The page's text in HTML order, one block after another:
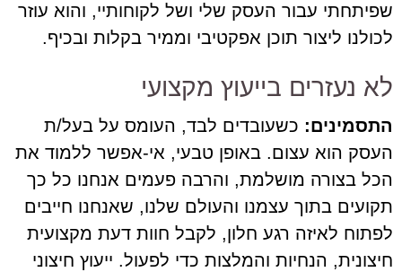
שפיתחתי עבור העסק שלי ושל לקוחותיי, והוא עוזר
לכולנו ליצור תוכן אפקטיבי וממיר בקלות ובכיף.
לא נעזרים בייעוץ מקצועי
התסמינים: כשעובדים לבד, העומס על בעל/ת
העסק הוא עצום. באופן טבעי, אי-אפשר ללמוד את
הכל בצורה מושלמת, והרבה פעמים אנחנו כל כך
תקועים בתוך עצמנו והעולם שלנו, שאנחנו חייבים
לפתוח לאיזה רגע חלון, לקבל חוות דעת מקצועית
חיצונית, הנחיות והמלצות כדי לפעול. ייעוץ חיצוני